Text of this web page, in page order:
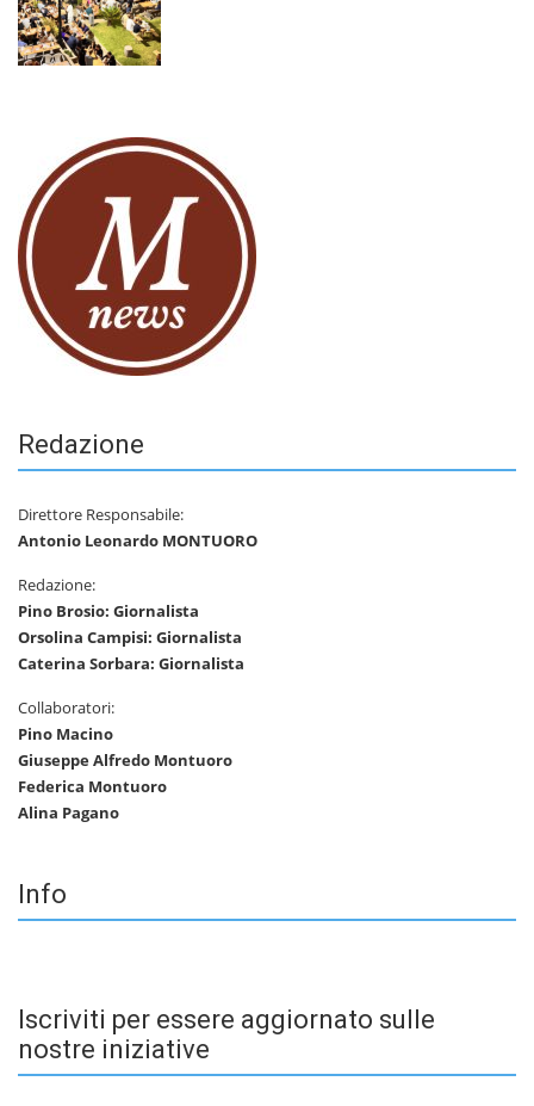
Redazione
Direttore Responsabile:
Antonio Leonardo MONTUORO
Redazione:
Pino Brosio: Giornalista
Orsolina Campisi: Giornalista
Caterina Sorbara: Giornalista
Collaboratori:
Pino Macino
Giuseppe Alfredo Montuoro
Federica Montuoro
Alina Pagano
Info
Iscriviti per essere aggiornato sulle
nostre iniziative